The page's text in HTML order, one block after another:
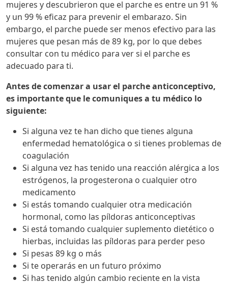
mujeres y descubrieron que el parche es entre un 91 %
y un 99 % eficaz para prevenir el embarazo. Sin
embargo, el parche puede ser menos efectivo para las
mujeres que pesan más de 89 kg, por lo que debes
consultar con tu médico para ver si el parche es
adecuado para ti.
Antes de comenzar a usar el parche anticonceptivo,
es importante que le comuniques a tu médico lo
siguiente:
Si alguna vez te han dicho que tienes alguna
enfermedad hematológica o si tienes problemas de
coagulación
Si alguna vez has tenido una reacción alérgica a los
estrógenos, la progesterona o cualquier otro
medicamento
Si estás tomando cualquier otra medicación
hormonal, como las píldoras anticonceptivas
Si está tomando cualquier suplemento dietético o
hierbas, incluidas las píldoras para perder peso
Si pesas 89 kg o más
Si te operarás en un futuro próximo
Si has tenido algún cambio reciente en la vista